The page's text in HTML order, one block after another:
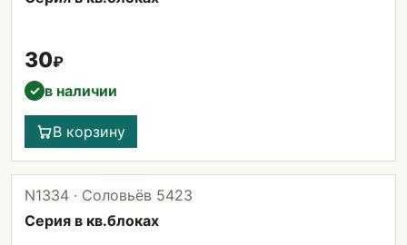
30₽
✓ в наличии
В корзину
N1334 · Соловьёв 5423
Серия в кв.блоках